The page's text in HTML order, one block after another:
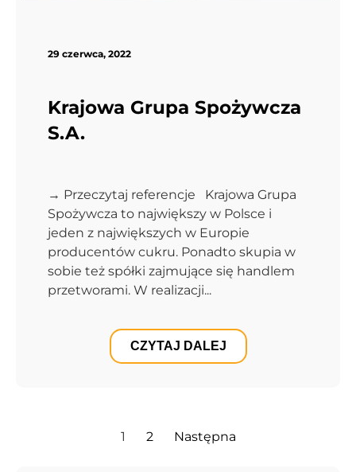
CZYTAJ DALEJ
29 czerwca, 2022
Krajowa Grupa Spożywcza
S.A.
→ Przeczytaj referencje Krajowa Grupa
Spożywcza to największy w Polsce i
jeden z największych w Europie
producentów cukru. Ponadto skupia w
sobie też spółki zajmujące się handlem
przetworami. W realizacji...
1 2 Następna